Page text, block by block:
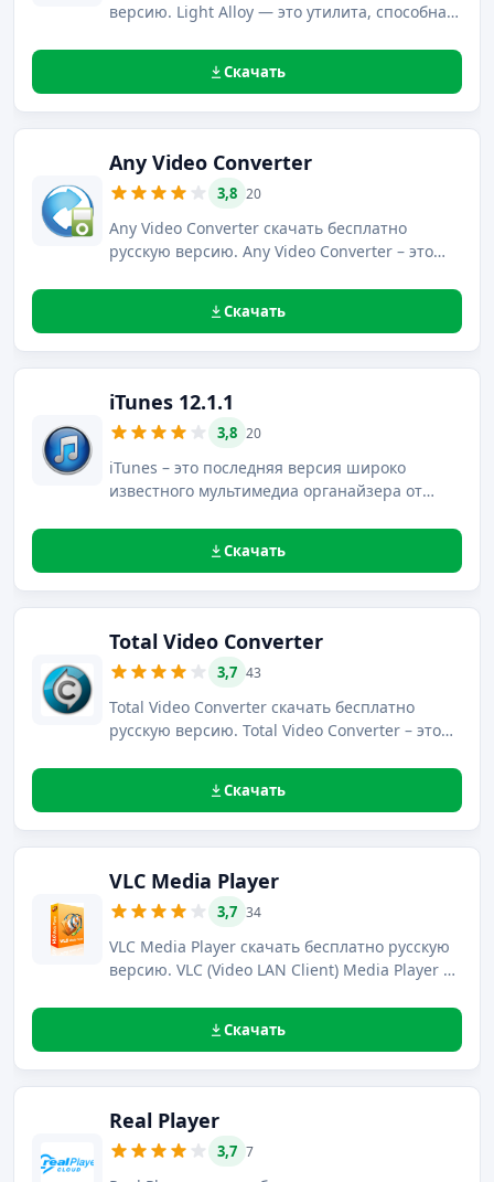
версию. Light Alloy — это утилита, способная
разработчиком Softella.
Скачать
Any Video Converter
3,8 20
Any Video Converter скачать бесплатно
русскую версию. Any Video Converter – это
возможности конвертации не только видео,
прожига CD, BD, DVD-дисков, загрузки видео с
популярного сайта YouTube, захвата кадра и
многие другие.
Скачать
iTunes 12.1.1
3,8 20
iTunes – это последняя версия широко
известного мультимедиа органайзера от
Скачать
Total Video Converter
3,7 43
Total Video Converter скачать бесплатно
русскую версию. Total Video Converter – это
Скачать
VLC Media Player
3,7 34
VLC Media Player скачать бесплатно русскую
версию. VLC (Video LAN Client) Media Player –
возможностью трансляции медиа-контента в
Скачать
Real Player
3,7 7